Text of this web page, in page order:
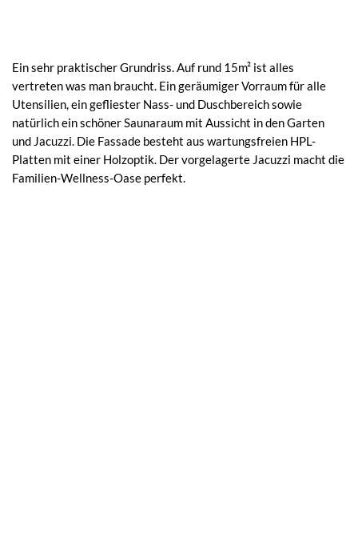
Ein sehr praktischer Grundriss. Auf rund 15m² ist alles
vertreten was man braucht. Ein geräumiger Vorraum für alle
Utensilien, ein gefliester Nass- und Duschbereich sowie
natürlich ein schöner Saunaraum mit Aussicht in den Garten
und Jacuzzi. Die Fassade besteht aus wartungsfreien HPL-
Platten mit einer Holzoptik. Der vorgelagerte Jacuzzi macht die
Familien-Wellness-Oase perfekt.